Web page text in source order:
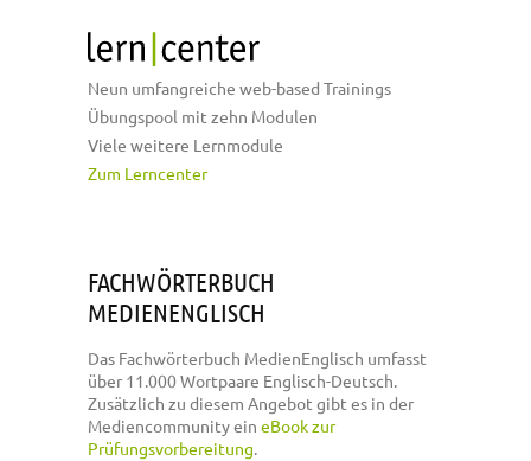
Neun umfangreiche web-based Trainings
Übungspool mit zehn Modulen
Viele weitere Lernmodule
Zum Lerncenter
FACHWÖRTERBUCH
MEDIENENGLISCH
Das Fachwörterbuch MedienEnglisch umfasst
über 11.000 Wortpaare Englisch-Deutsch.
Zusätzlich zu diesem Angebot gibt es in der
Mediencommunity ein eBook zur
Prüfungsvorbereitung.